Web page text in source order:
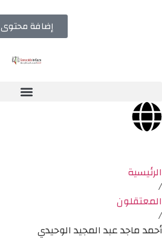
إضافة محتوى
الرئيسية
/
المعتقلون
/
أحمد ماجد عبد المجيد الوحيدي